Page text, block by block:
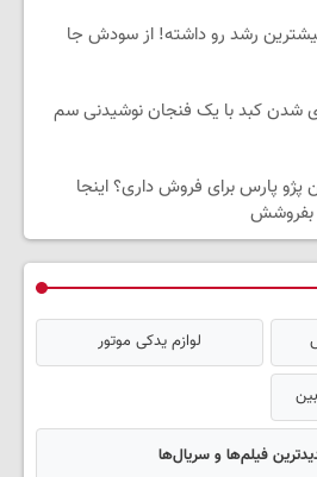
رشد رو داشته! از سودش جا
شدن کبد با یک فنجان نوشیدنی سم
پژو پارس برای فروش داری؟ اینجا
بفروشش
لوازم یدکی موتور
فیلم‌ها و سریال‌ها